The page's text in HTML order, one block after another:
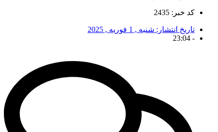
کد خبر: 2435
تاریخ انتشار: شنبه , 1 فوریه , 2025
-
23:04